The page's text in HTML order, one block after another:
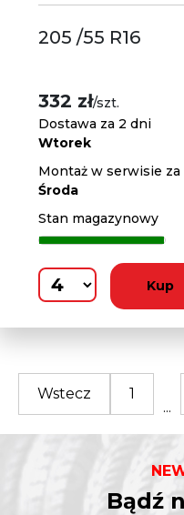
205 /55 R16
332 zł/szt.
Dostawa za 2 dni
Wtorek
Montaż w serwisie za
Środa
Stan magazynowy
Kup
Wstecz 1
...
Bądź